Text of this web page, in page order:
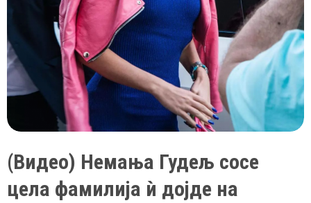
за
концертот
на
српските
пејачки
Цеца
и
(Видео) Немања Гудељ сосе
цела фамилија ѝ дојде на